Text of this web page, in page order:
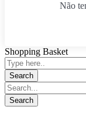
Não
Shopping Basket